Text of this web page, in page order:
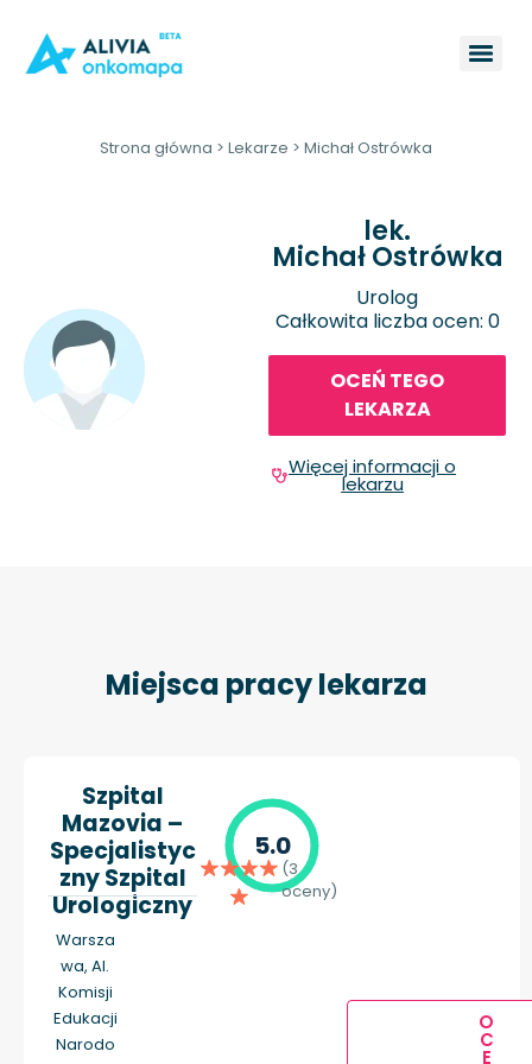
Strona główna > Lekarze > Michał Ostrówka
lek.
Michał Ostrówka
Urolog
Całkowita liczba ocen: 0
OCEŃ TEGO
LEKARZA
Więcej informacji o
lekarzu
Miejsca pracy lekarza
Szpital
Mazovia –
Specjalistyc
zny Szpital
Urologiczny
Warsza
wa, Al.
Komisji
Edukacji
Narodo
5.0
(3
oceny)
O
C
E